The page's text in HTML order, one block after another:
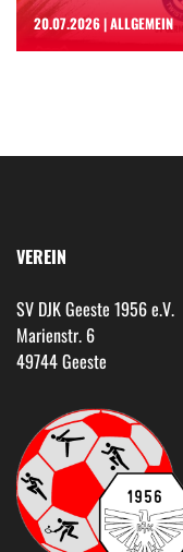
20.07.2026 | ALLGEMEIN
VEREIN
SV DJK Geeste 1956 e.V.
Marienstr. 6
49744 Geeste